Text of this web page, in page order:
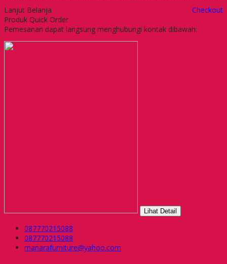
Lanjut Belanja
Checkout
Produk Quick Order
Pemesanan dapat langsung menghubungi kontak dibawah:
Lihat Detail
087770215088
087770215088
manarafurniture@yahoo.com